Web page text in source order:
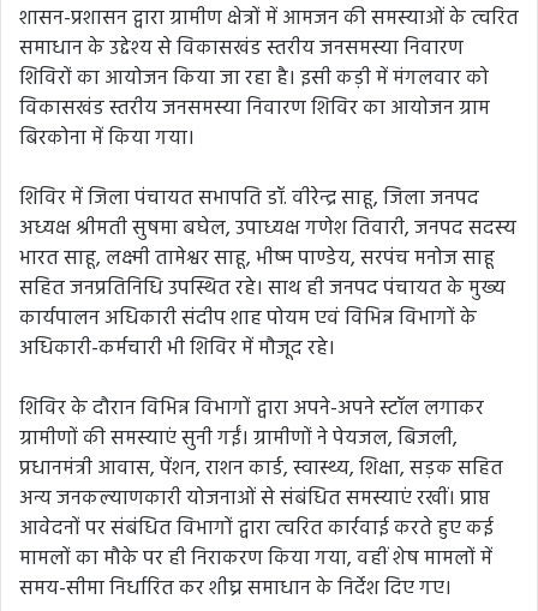
शासन-प्रशासन द्वारा ग्रामीण क्षेत्रों में आमजन की समस्याओं के त्वरित
समाधान के उद्देश्य से विकासखंड स्तरीय जनसमस्या निवारण
शिविरों का आयोजन किया जा रहा है। इसी कड़ी में मंगलवार को
विकासखंड स्तरीय जनसमस्या निवारण शिविर का आयोजन ग्राम
बिरकोना में किया गया।
शिविर में जिला पंचायत सभापति डॉ. वीरेन्द्र साहू, जिला जनपद
अध्यक्ष श्रीमती सुषमा बघेल, उपाध्यक्ष गणेश तिवारी, जनपद सदस्य
भारत साहू, लक्ष्मी तामेश्वर साहू, भीष्म पाण्डेय, सरपंच मनोज साहू
सहित जनप्रतिनिधि उपस्थित रहे। साथ ही जनपद पंचायत के मुख्य
कार्यपालन अधिकारी संदीप शाह पोयम एवं विभिन्न विभागों के
अधिकारी-कर्मचारी भी शिविर में मौजूद रहे।
शिविर के दौरान विभिन्न विभागों द्वारा अपने-अपने स्टॉल लगाकर
ग्रामीणों की समस्याएं सुनी गईं। ग्रामीणों ने पेयजल, बिजली,
प्रधानमंत्री आवास, पेंशन, राशन कार्ड, स्वास्थ्य, शिक्षा, सड़क सहित
अन्य जनकल्याणकारी योजनाओं से संबंधित समस्याएं रखीं। प्राप्त
आवेदनों पर संबंधित विभागों द्वारा त्वरित कार्रवाई करते हुए कई
मामलों का मौके पर ही निराकरण किया गया, वहीं शेष मामलों में
समय-सीमा निर्धारित कर शीघ्र समाधान के निर्देश दिए गए।